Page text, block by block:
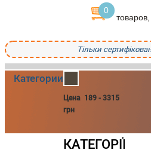
0
Тільки
Категории
Цена 189 - 3315
грн
КАТЕГОРІЇ